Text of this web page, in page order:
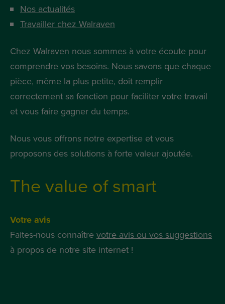
Nos actualités
Travailler chez Walraven
Chez Walraven nous sommes à votre écoute pour
comprendre vos besoins. Nous savons que chaque
pièce, même la plus petite, doit remplir
correctement sa fonction pour faciliter votre travail
et vous faire gagner du temps.
Nous vous offrons notre expertise et vous
proposons des solutions à forte valeur ajoutée.
The value of smart
Votre avis
Faites-nous connaître votre avis ou vos suggestions
à propos de notre site internet !